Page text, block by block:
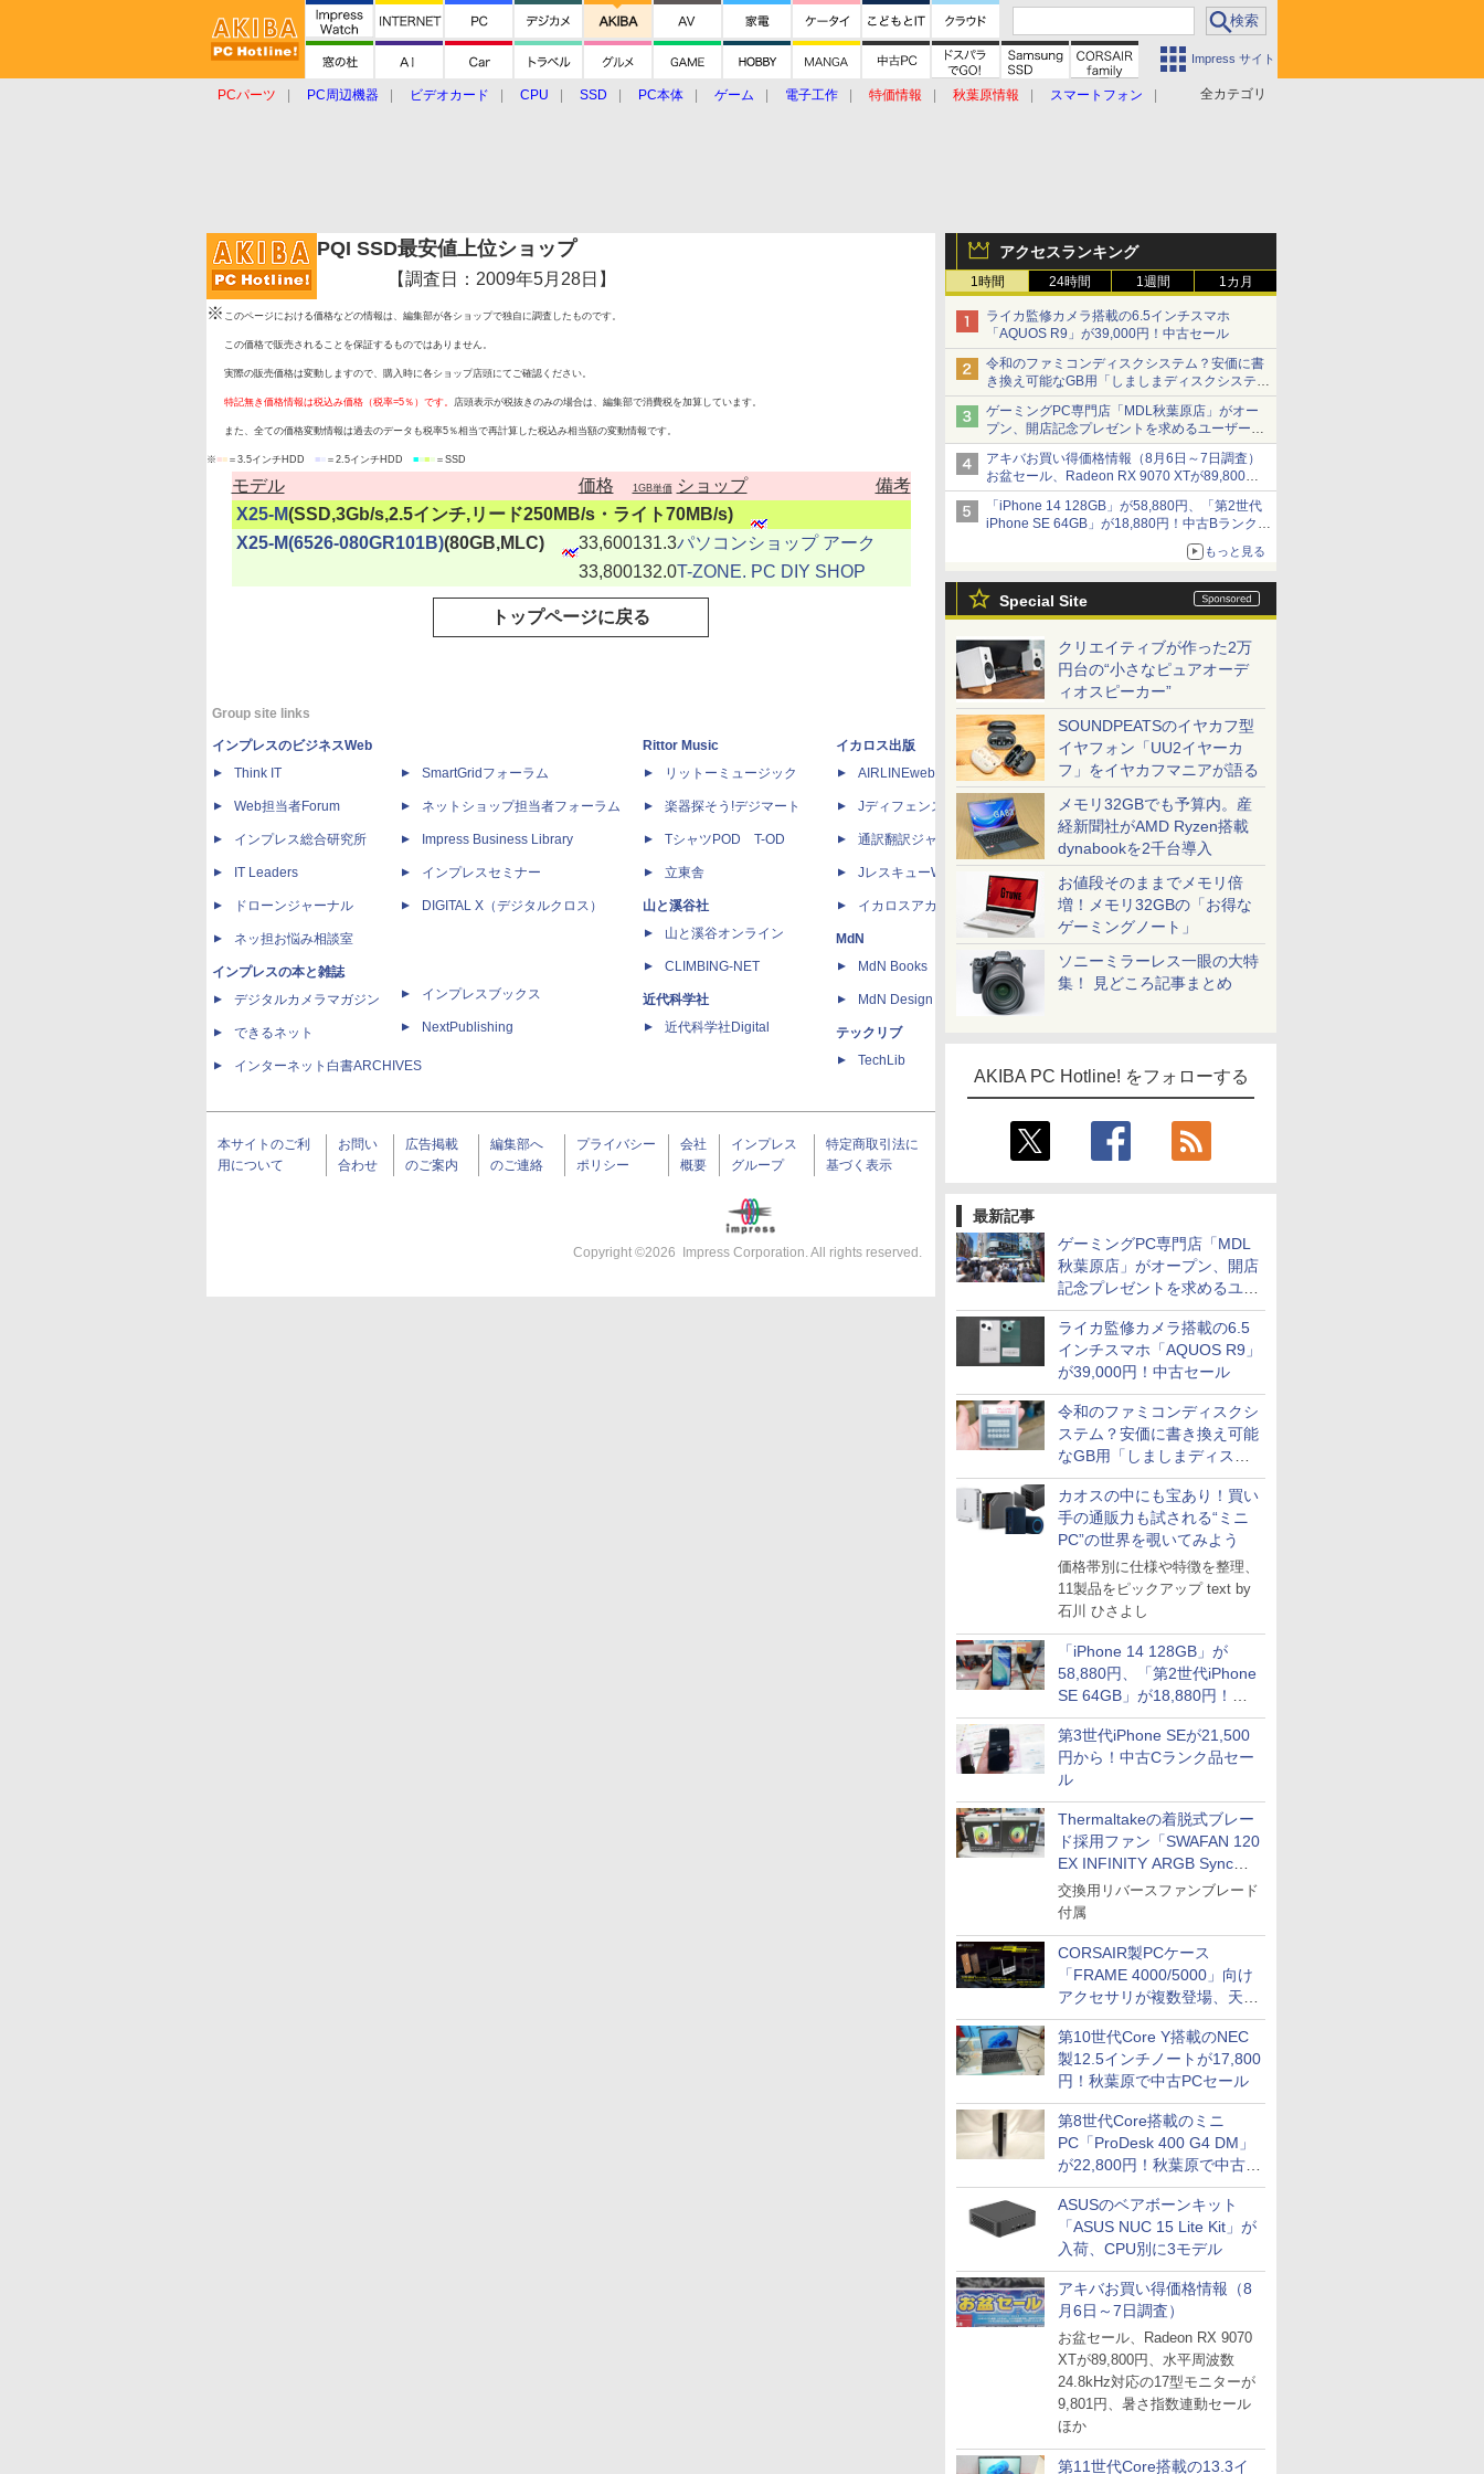
Impress サイト
全カテゴリ
PCパーツ PC周辺機器 ビデオカード CPU SSD PC本体 ゲーム 電子工作 特価情報 秋葉原情報
スマートフォン
アクセスランキング
1時間 24時間 1週間 1カ月
ライカ監修カメラ搭載の6.5インチスマホ
「AQUOS R9」が39,000円！中古セール
令和のファミコンディスクシステム？安価に書
き換え可能なGB用「しましまディスクシステ
ム」
ゲーミングPC専門店「MDL秋葉原店」がオー
プン、開店記念プレゼントを求めるユーザーが
押し寄せ長蛇の列に
アキバお買い得価格情報（8月6日～7日調査）
お盆セール、Radeon RX 9070 XTが89,800
円、水平周波数24.8kHz対応の17型モニターが
9,801円、暑さ指数連動セール ほか
「iPhone 14 128GB」が58,880円、「第2世代
iPhone SE 64GB」が18,880円！中古Bランク品
もっと見る
Special Site
クリエイティブが作った2万
円台の“小さなピュアオーデ
ィオスピーカー”
SOUNDPEATSのイヤカフ型
イヤフォン「UU2イヤーカ
フ」をイヤカフマニアが語る
メモリ32GBでも予算内。産
経新聞社がAMD Ryzen搭載
dynabookを2千台導入
お値段そのままでメモリ倍
増！メモリ32GBの「お得な
ゲーミングノート」
ソニーミラーレス一眼の大特
集！ 見どころ記事まとめ
AKIBA PC Hotline! をフォローする
最新記事
ゲーミングPC専門店「MDL
秋葉原店」がオープン、開店
記念プレゼントを求めるユー
ザーが押し寄せ長蛇の列に
ライカ監修カメラ搭載の6.5
インチスマホ「AQUOS R9」
が39,000円！中古セール
令和のファミコンディスクシ
ステム？安価に書き換え可能
なGB用「しましまディスク
システム」
カオスの中にも宝あり！買い
手の通販力も試される“ミニ
PC”の世界を覗いてみよう
価格帯別に仕様や特徴を整理、
11製品をピックアップ text by
石川 ひさよし
「iPhone 14 128GB」が
58,880円、「第2世代iPhone
SE 64GB」が18,880円！中
古Bランク品セール
第3世代iPhone SEが21,500
円から！中古Cランク品セー
ル
Thermaltakeの着脱式ブレー
ド採用ファン「SWAFAN 120
EX INFINITY ARGB Sync」
に単品パッケージ
交換用リバースファンブレード
付属
CORSAIR製PCケース
「FRAME 4000/5000」向け
アクセサリが複数登場、天然
木製パネルや背面コネクタ対
応トレイなど
第10世代Core Y搭載のNEC
製12.5インチノートが17,800
円！秋葉原で中古PCセール
第8世代Core搭載のミニ
PC「ProDesk 400 G4 DM」
が22,800円！秋葉原で中古
PCセール
ASUSのベアボーンキット
「ASUS NUC 15 Lite Kit」が
入荷、CPU別に3モデル
アキバお買い得価格情報（8
月6日～7日調査）
お盆セール、Radeon RX 9070
XTが89,800円、水平周波数
24.8kHz対応の17型モニターが
9,801円、暑さ指数連動セール
ほか
第11世代Core搭載の13.3イ
PQI SSD最安値上位ショップ
【調査日：2009年5月28日】
※ このページにおける価格などの情報は、編集部が各ショップで独自に調査したものです。
この価格で販売されることを保証するものではありません。
実際の販売価格は変動しますので、購入時に各ショップ店頭にてご確認ください。
特記無き価格情報は税込み価格（税率=5％）です。 店頭表示が税抜きのみの場合は、編集部で消費税を加算しています。
また、全ての価格変動情報は過去のデータも税率5％相当で再計算した税込み相当額の変動情報です。
※ ■■ ＝3.5インチHDD ■ ＝2.5インチHDD ■■■■ ＝SSD
モデル 価格 1GB単価 ショップ
備考
X25-M(SSD,3Gb/s,2.5インチ,リード250MB/s・ライト70MB/s)
X25-M(6526-080GR101B)(80GB,MLC) 33,600131.3パソコンショップ アーク
33,800132.0T-ZONE. PC DIY SHOP
トップページに戻る
Group site links
インプレスのビジネスWeb
Think IT
Web担当者Forum
インプレス総合研究所
IT Leaders
ドローンジャーナル
ネッ担お悩み相談室
インプレスの本と雑誌
デジタルカメラマガジン
できるネット
インターネット白書ARCHIVES
SmartGridフォーラム
ネットショップ担当者フォーラム
Impress Business Library
インプレスセミナー
DIGITAL X（デジタルクロス）
インプレスブックス
NextPublishing
Rittor Music
リットーミュージック
楽器探そう!デジマート
TシャツPOD T-OD
立東舎
山と溪谷社
山と溪谷オンライン
CLIMBING-NET
近代科学社
近代科学社Digital
イカロス出版
AIRLINEweb
Jディフェンスニュース
通訳翻訳ジャーナル
JレスキューWeb
イカロスアカデミー
MdN
MdN Books
MdN Design Interactive
テックリブ
TechLib
ICE
天海社
Comic curea
impress QuickBooks
PUBFUN
パブファンセルフ
IPGネットワーク
TシャツPOD pTa.shop
カスタム写真集POD fabli
本サイトのご利
用について
お問い
合わせ
広告掲載
のご案内
編集部へ
のご連絡
プライバシー
ポリシー
会社
概要
インプレス
グループ
特定商取引法に
基づく表示
Copyright ©2026 Impress Corporation. All rights reserved.